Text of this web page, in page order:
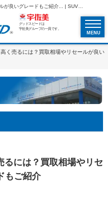
ボルボ940 を高く売るには？買取相場やリセールが良いグレードもご紹介... | SUVといえばグッドスピードGOOD SPEED
グッドスピードは
宇佐美グループの一員です。
MENU
く売るには？買取相場やリセールが良い
るには？買取相場やリセ
もご紹介